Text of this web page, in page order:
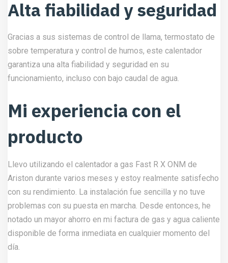
Alta fiabilidad y seguridad
Gracias a sus sistemas de control de llama, termostato de
sobre temperatura y control de humos, este calentador
garantiza una alta fiabilidad y seguridad en su
funcionamiento, incluso con bajo caudal de agua.
Mi experiencia con el
producto
Llevo utilizando el calentador a gas Fast R X ONM de
Ariston durante varios meses y estoy realmente satisfecho
con su rendimiento. La instalación fue sencilla y no tuve
problemas con su puesta en marcha. Desde entonces, he
notado un mayor ahorro en mi factura de gas y agua caliente
disponible de forma inmediata en cualquier momento del
día.